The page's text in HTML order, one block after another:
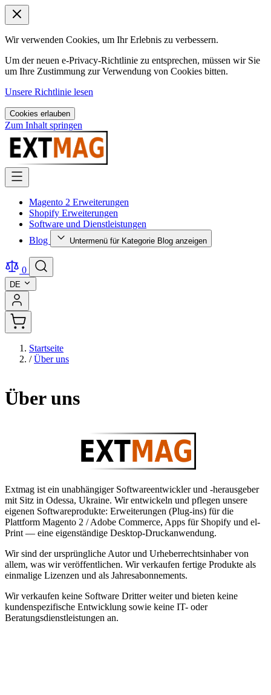
Wir verwenden Cookies, um Ihr Erlebnis zu verbessern.
Um der neuen e-Privacy-Richtlinie zu entsprechen, müssen wir Sie
um Ihre Zustimmung zur Verwendung von Cookies bitten.
Unsere Richtlinie lesen
Cookies erlauben
Zum Inhalt springen
Magento 2 Erweiterungen
Shopify Erweiterungen
Software und Dienstleistungen
Blog
Untermenü für Kategorie Blog anzeigen
0
DE
Startseite
/ Über uns
Über uns
Extmag ist ein unabhängiger Softwareentwickler und -herausgeber
mit Sitz in Odessa, Ukraine. Wir entwickeln und pflegen unsere
eigenen Softwareprodukte: Erweiterungen (Plug-ins) für die
Plattform Magento 2 / Adobe Commerce, Apps für Shopify und el-
Print — eine eigenständige Desktop-Druckanwendung.
Wir sind der ursprüngliche Autor und Urheberrechtsinhaber von
allem, was wir veröffentlichen. Wir verkaufen fertige Produkte als
einmalige Lizenzen und als Jahresabonnements.
Wir verkaufen keine Software Dritter weiter und bieten keine
kundenspezifische Entwicklung sowie keine IT- oder
Beratungsdienstleistungen an.